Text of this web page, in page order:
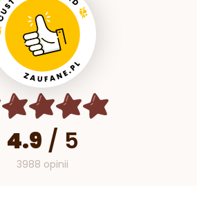
4.9 / 5
3988 opinii